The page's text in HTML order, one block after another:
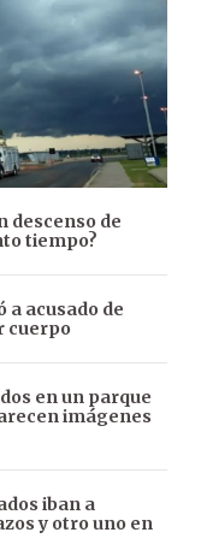
descenso de
tiempo?
a acusado de
cuerpo
en un parque
imágenes
iban a
y otro uno en